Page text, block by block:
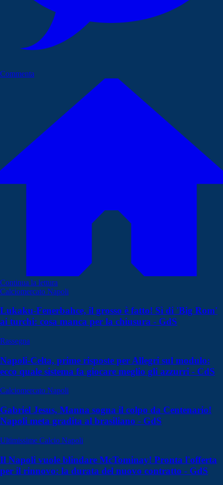
Commenta
Continua la lettura
Calciomercato Napoli
Lukaku-Fenerbahce, il grosso è fatto! Sì di 'Big Rom'
ai turchi: cosa manca per la chiusura - GdS
Rassegna
Napoli-Celta, prime risposte per Allegri sul modulo:
ecco quale sistema fa giocare meglio gli azzurri - CdS
Calciomercato Napoli
Gabriel Jesus, Manna sogna il colpo da Centenario!
Napoli meta gradita al brasiliano - GdS
Ultimissime Calcio Napoli
Il Napoli vuole blindare McTominay! Pronta l'offerta
per il rinnovo: la durata del nuovo contratto - GdS